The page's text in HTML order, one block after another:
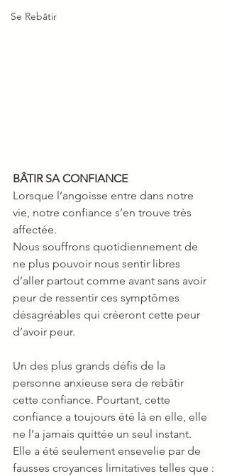
Se Rebâtir
BÂTIR SA CONFIANCE
Lorsque l’angoisse entre dans notre
vie, notre confiance s’en trouve très
affectée.
Nous souffrons quotidiennement de
ne plus pouvoir nous sentir libres
d’aller partout comme avant sans avoir
peur de ressentir ces symptômes
désagréables qui créeront cette peur
d’avoir peur.
Un des plus grands défis de la
personne anxieuse sera de rebâtir
cette confiance. Pourtant, cette
confiance a toujours été là en elle, elle
ne l’a jamais quittée un seul instant.
Elle a été seulement ensevelie par de
fausses croyances limitatives telles que :